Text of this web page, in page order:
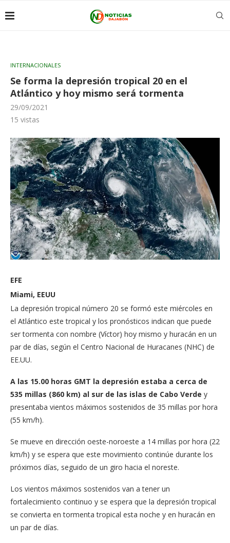
INTERNACIONALES
Se forma la depresión tropical 20 en el
Atlántico y hoy mismo será tormenta
29/09/2021
15 vistas
EFE
Miami, EEUU
La depresión tropical número 20 se formó este miércoles en
el Atlántico este tropical y los pronósticos indican que puede
ser tormenta con nombre (Víctor) hoy mismo y huracán en un
par de días, según el Centro Nacional de Huracanes (NHC) de
EE.UU.
A las 15.00 horas GMT la depresión estaba a cerca de
535 millas (860 km) al sur de las islas de Cabo Verde y
presentaba vientos máximos sostenidos de 35 millas por hora
(55 km/h).
Se mueve en dirección oeste-noroeste a 14 millas por hora (22
km/h) y se espera que este movimiento continúe durante los
próximos días, seguido de un giro hacia el noreste.
Los vientos máximos sostenidos van a tener un
fortalecimiento continuo y se espera que la depresión tropical
se convierta en tormenta tropical esta noche y en huracán en
un par de días.